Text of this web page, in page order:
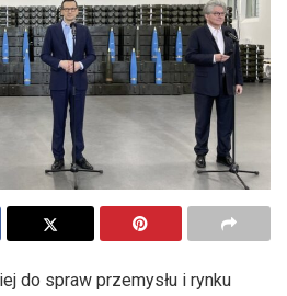
do spraw przemysłu i rynku